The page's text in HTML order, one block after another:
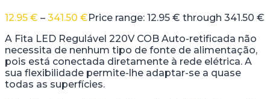
12.95 € – 341.50 €Price range: 12.95 € through 341.50 €
A Fita LED Regulável 220V COB Auto-retificada não
necessita de nenhum tipo de fonte de alimentação,
pois está conectada diretamente à rede elétrica. A
sua flexibilidade permite-lhe adaptar-se a quase
todas as superfícies.